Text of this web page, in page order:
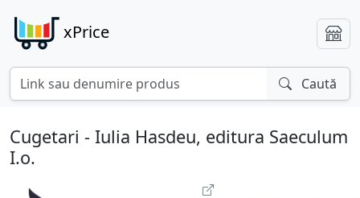
xPrice
Caută
Cugetari - Iulia Hasdeu, editura Saeculum
I.o.